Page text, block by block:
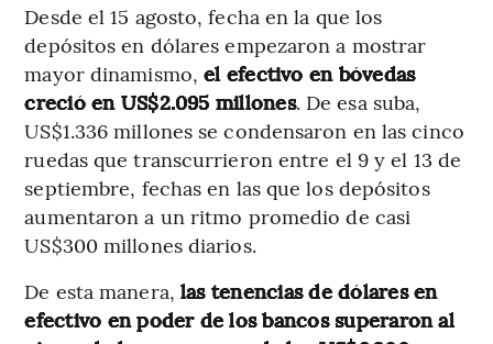
Desde el 15 agosto, fecha en la que los
depósitos en dólares empezaron a mostrar
mayor dinamismo,el efectivo en bóvedas
creció en US$2.095 millones. De esa suba,
US$1.336 millones se condensaron en las cinco
ruedas que transcurrieron entre el 9 y el 13 de
septiembre, fechas en las que los depósitos
aumentaron a un ritmo promedio de casi
US$300 millones diarios.
De esta manera, las tenencias de dólares en
efectivo en poder de los bancos superaron al